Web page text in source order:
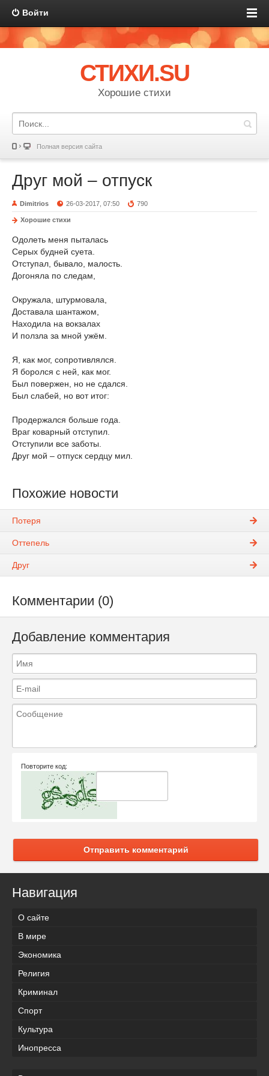
Войти
СТИХИ.SU
Хорошие стихи
Полная версия сайта
Друг мой – отпуск
Dimitrios 26-03-2017, 07:50 790
Хорошие стихи
Одолеть меня пыталась
Серых будней суета.
Отступал, бывало, малость.
Догоняла по следам,
Окружала, штурмовала,
Доставала шантажом,
Находила на вокзалах
И ползла за мной ужём.
Я, как мог, сопротивлялся.
Я боролся с ней, как мог.
Был повержен, но не сдался.
Был слабей, но вот итог:
Продержался больше года.
Враг коварный отступил.
Отступили все заботы.
Друг мой – отпуск сердцу мил.
Похожие новости
Потеря
Оттепель
Друг
Комментарии (0)
Добавление комментария
Повторите код:
Отправить комментарий
Навигация
О сайте
В мире
Экономика
Религия
Криминал
Спорт
Культура
Инопресса